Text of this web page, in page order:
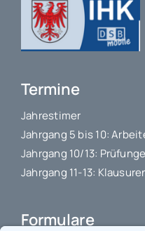
Termine
Jahrestimer
Jahrgang 5 bis 10:
Jahrgang 10/13:
Jahrgang 11-13:
Formulare